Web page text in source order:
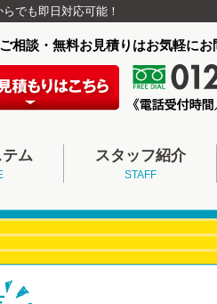
でも即日対応可能！
ご相談・無料お見積りはお気軽にお
ム スタッフ紹介
STAFF